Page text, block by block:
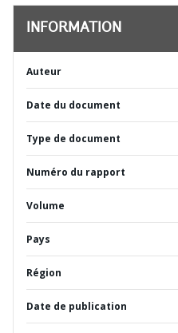
INFORMATION
Auteur
Date du document
Type de document
Numéro du rapport
Volume
Pays
Région
Date de publication